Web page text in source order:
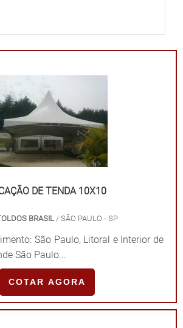
DE TENDA 10X10
BRASIL / SÃO PAULO - SP
São Paulo, Litoral e Interior de
São Paulo...
COTAR AGORA